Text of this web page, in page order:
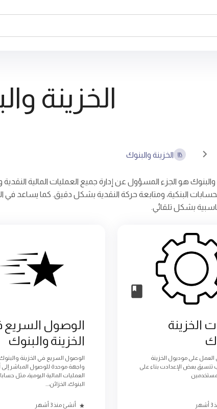
الخزينة
الخزينة والبنوك
والبنوك هو الجزء المسؤول عن إدارة جميع العمليات المالية
البنكية، ومتابعة حركة النقدية بشكل دقيق. كما يساعد في
بشكل تلقائي.
الخزينة
العمل على موديول الخزينة
تنسيق بعض الإعدادت بناء على
الوصول السريع
الخزينة والبنوك
الوصول السريع في الخزينة
واجهة موحدة للوصول المباشر إلى
العمليات المالية اليومية، مثل
البنوك، الخزائن،...
أنشئ منذ 3 أشهر